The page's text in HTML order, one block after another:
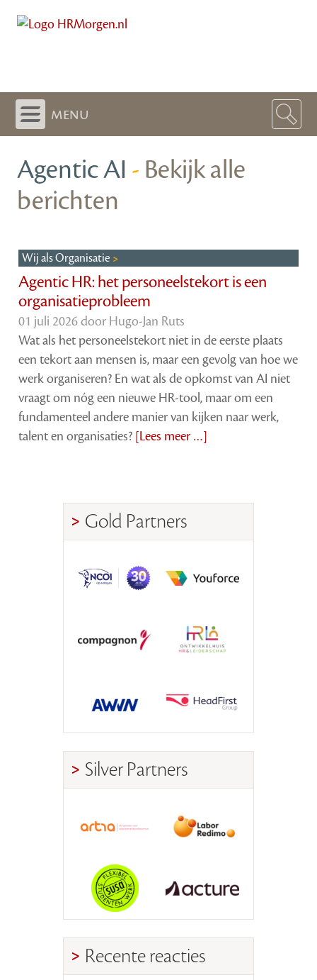
menu
Agentic AI - Bekijk alle
berichten
Wij als Organisatie
Agentic HR: het personeelstekort is een
organisatieprobleem
01 juli 2026 door Hugo-Jan Ruts
Wat als het personeelstekort niet in de eerste plaats
een tekort aan mensen is, maar een gevolg van hoe we
werk organiseren? En wat als de opkomst van AI niet
vraagt om nóg een nieuwe HR-tool, maar om een
fundamenteel andere manier van kijken naar werk,
talent en organisaties? [Lees meer …]
Gold Partners
Silver Partners
Recente reacties